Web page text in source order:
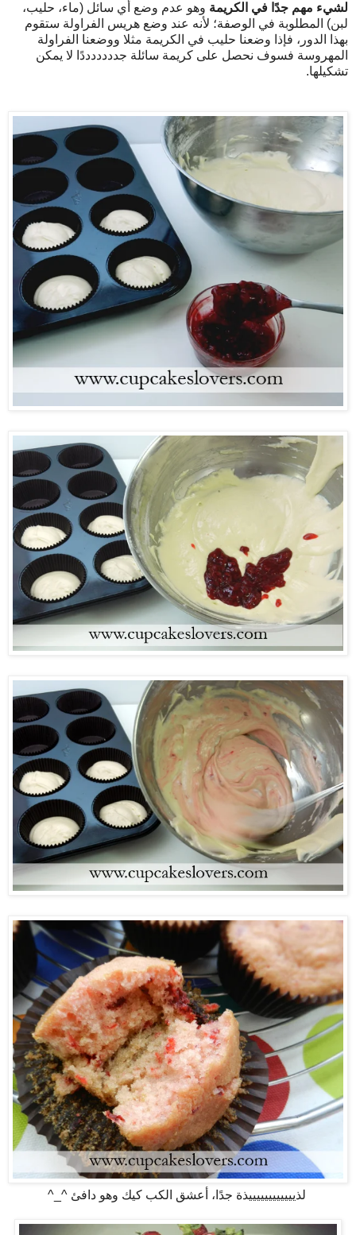
لشيء مهم جدًا في الكريمة وهو عدم وضع أي سائل (ماء، حليب،
لبن) المطلوبة في الوصفة؛ لأنه عند وضع هريس الفراولة ستقوم
بهذا الدور، فإذا وضعنا حليب في الكريمة مثلا ووضعنا الفراولة
المهروسة فسوف نحصل على كريمة سائلة جدددددددًا لا يمكن
تشكيلها.
لذييييييييييييذة جدًا، أعشق الكب كيك وهو دافئ ^_^